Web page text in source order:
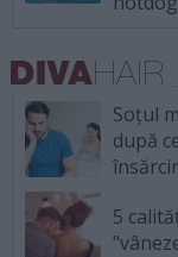
Soțul
după
5